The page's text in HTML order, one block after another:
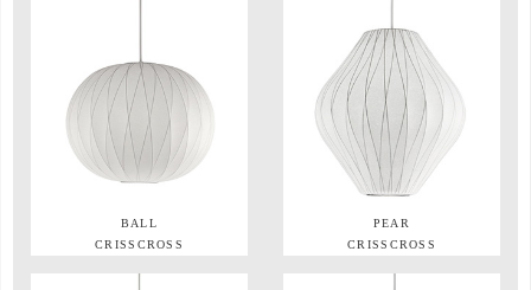
BALL
CRISSCROSS
PEAR
CRISSCROSS